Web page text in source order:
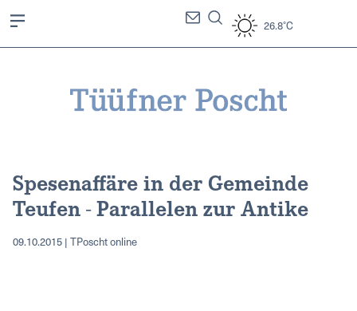
26.8°C
Spesenaffäre in der Gemeinde
Teufen - Parallelen zur Antike
09.10.2015 | TPoscht online